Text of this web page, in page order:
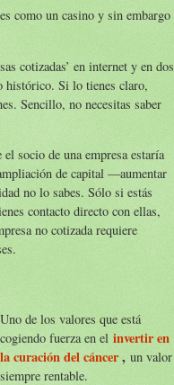
como un casino y sin embargo
cotizadas’ en internet y en dos
histórico. Si lo tienes claro,
Sencillo, no necesitas saber
socio de una empresa estaría
de capital —aumentar
no lo sabes. Sólo si estás
contacto directo con ellas,
no cotizada requiere
Uno de los valores que está
cogiendo fuerza en elinvertir en
la curación del cáncer, un valor
siempre rentable.